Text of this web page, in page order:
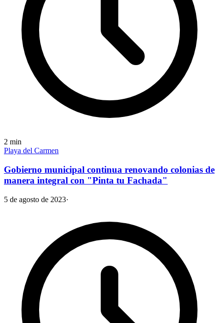
2 min
Playa del Carmen
Gobierno municipal continua renovando colonias de
manera integral con "Pinta tu Fachada"
5 de agosto de 2023·